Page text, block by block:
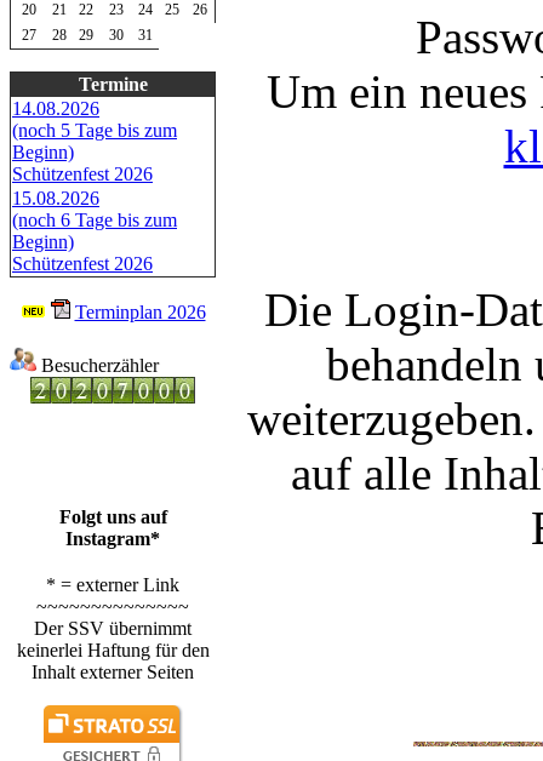
20
21 22 23 24 25
26
27
28 29 30 31
Termine
14.08.2026
(noch 5 Tage bis zum
Beginn)
Schützenfest 2026
15.08.2026
(noch 6 Tage bis zum
Beginn)
Schützenfest 2026
Terminplan 2026
Besucherzähler
Folgt uns auf
Instagram*
* = externer Link
~~~~~~~~~~~~~~
Der SSV übernimmt
keinerlei Haftung für den
Inhalt externer Seiten
Um ein
Die Login-
auf alle